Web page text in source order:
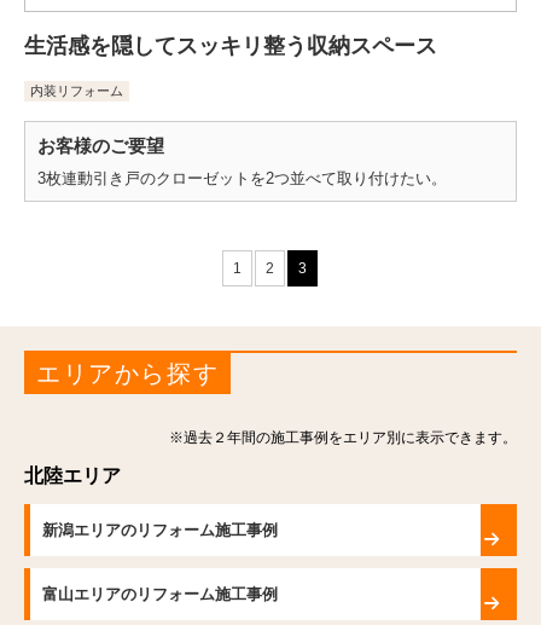
生活感を隠してスッキリ整う収納スペース
内装リフォーム
お客様のご要望
3枚連動引き戸のクローゼットを2つ並べて取り付けたい。
1 2 3
エリアから探す
※過去２年間の施工事例をエリア別に表示できます。
北陸エリア
新潟エリアのリフォーム施工事例
富山エリアのリフォーム施工事例